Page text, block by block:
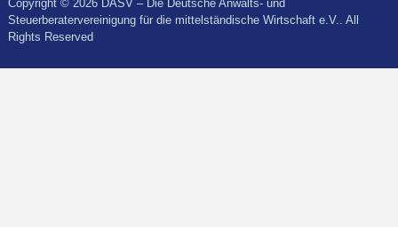
Copyright © 2026 DASV – Die Deutsche Anwalts- und
Steuerberatervereinigung für die mittelständische Wirtschaft e.V.. All
Rights Reserved